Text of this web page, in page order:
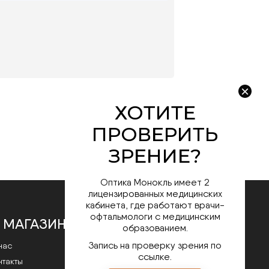
Оптика Монокль имеет 2
лицензированных медицинских
кабинета, где работают врачи-
офтальмологи с медицинским
образованием.
Запись на проверку зрения по
ссылке.